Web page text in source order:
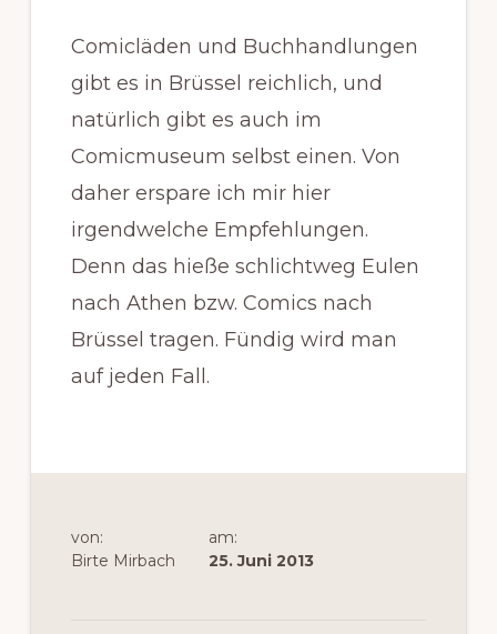
Comicläden und Buchhandlungen
gibt es in Brüssel reichlich, und
natürlich gibt es auch im
Comicmuseum selbst einen. Von
daher erspare ich mir hier
irgendwelche Empfehlungen.
Denn das hieße schlichtweg Eulen
nach Athen bzw. Comics nach
Brüssel tragen. Fündig wird man
auf jeden Fall.
von:
Birte Mirbach
am:
25. Juni 2013